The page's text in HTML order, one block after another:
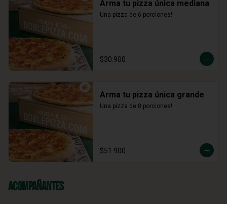
Arma tu pizza única mediana
Una pizza de 6 porciones!
$30.900
Arma tu pizza única grande
Una pizza de 8 porciones!
$51.900
Acompañantes